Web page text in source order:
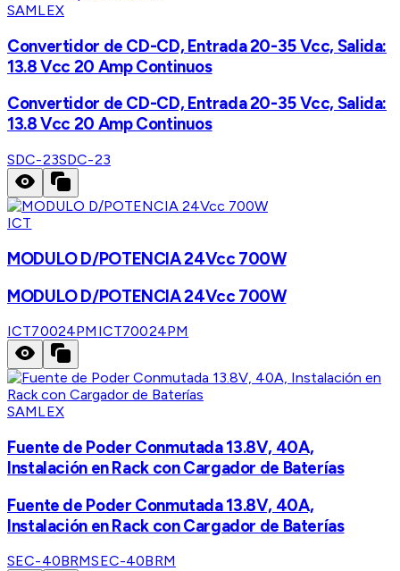
SAMLEX
Convertidor de CD-CD, Entrada 20-35 Vcc, Salida:
13.8 Vcc 20 Amp Continuos
Convertidor de CD-CD, Entrada 20-35 Vcc, Salida:
13.8 Vcc 20 Amp Continuos
SDC-23SDC-23
ICT
MODULO D/POTENCIA 24Vcc 700W
MODULO D/POTENCIA 24Vcc 700W
ICT70024PM ICT70024PM
SAMLEX
Fuente de Poder Conmutada 13.8V, 40A,
Instalación en Rack con Cargador de Baterías
Fuente de Poder Conmutada 13.8V, 40A,
Instalación en Rack con Cargador de Baterías
SEC-40BRMSEC-40BRM